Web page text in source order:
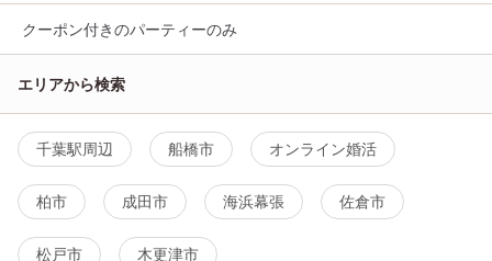
クーポン付きのパーティーのみ
エリアから検索
千葉駅周辺 船橋市 オンライン婚活
柏市 成田市 海浜幕張 佐倉市
松戸市 木更津市